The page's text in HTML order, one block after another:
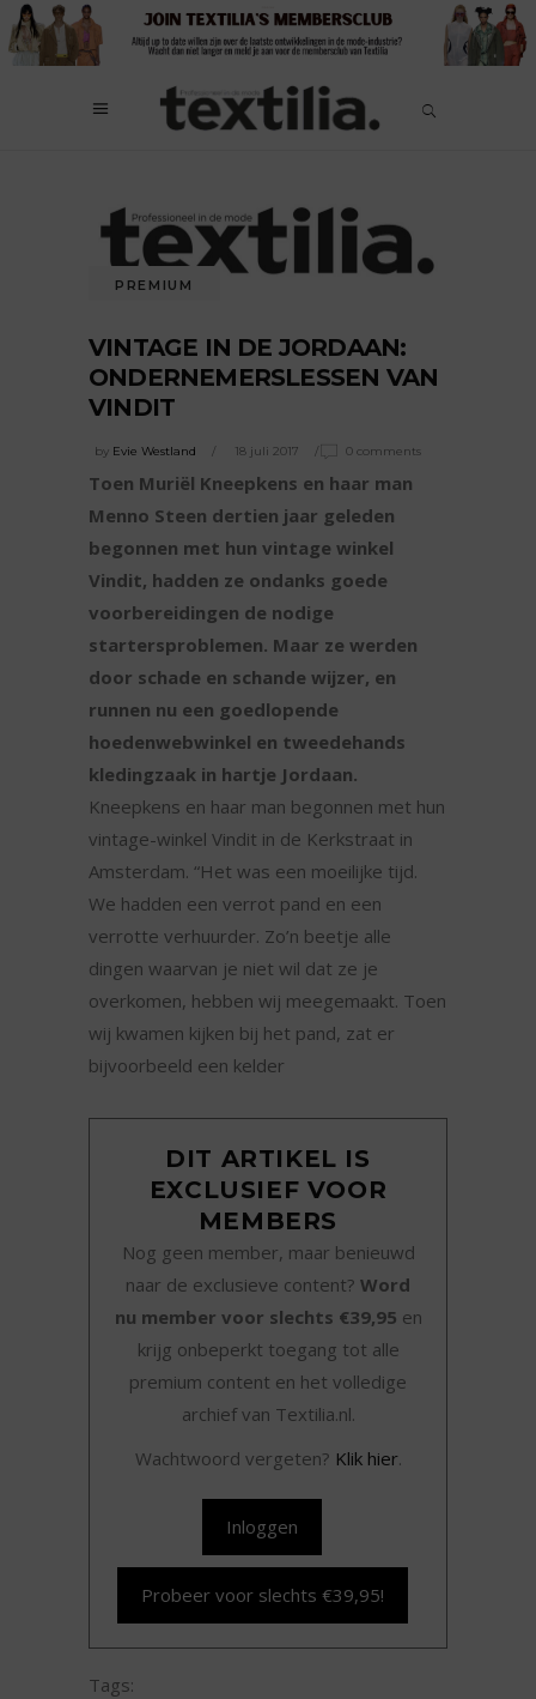
PREMIUM
VINTAGE IN DE JORDAAN:
ONDERNEMERSLESSEN VAN
VINDIT
by Evie Westland 18 juli 2017 0 comments
Toen Muriël Kneepkens en haar man
Menno Steen dertien jaar geleden
begonnen met hun vintage winkel
Vindit, hadden ze ondanks goede
voorbereidingen de nodige
startersproblemen. Maar ze werden
door schade en schande wijzer, en
runnen nu een goedlopende
hoedenwebwinkel en tweedehands
kledingzaak in hartje Jordaan.
Kneepkens en haar man begonnen met hun
vintage-winkel Vindit in de Kerkstraat in
Amsterdam. “Het was een moeilijke tijd.
We hadden een verrot pand en een
verrotte verhuurder. Zo’n beetje alle
dingen waarvan je niet wil dat ze je
overkomen, hebben wij meegemaakt. Toen
wij kwamen kijken bij het pand, zat er
bijvoorbeeld een kelder
DIT ARTIKEL IS
EXCLUSIEF VOOR
MEMBERS
Nog geen member, maar benieuwd
naar de exclusieve content? Word
nu member voor slechts €39,95 en
krijg onbeperkt toegang tot alle
premium content en het volledige
archief van Textilia.nl.
Wachtwoord vergeten? Klik hier.
Inloggen
Probeer voor slechts €39,95!
Tags: